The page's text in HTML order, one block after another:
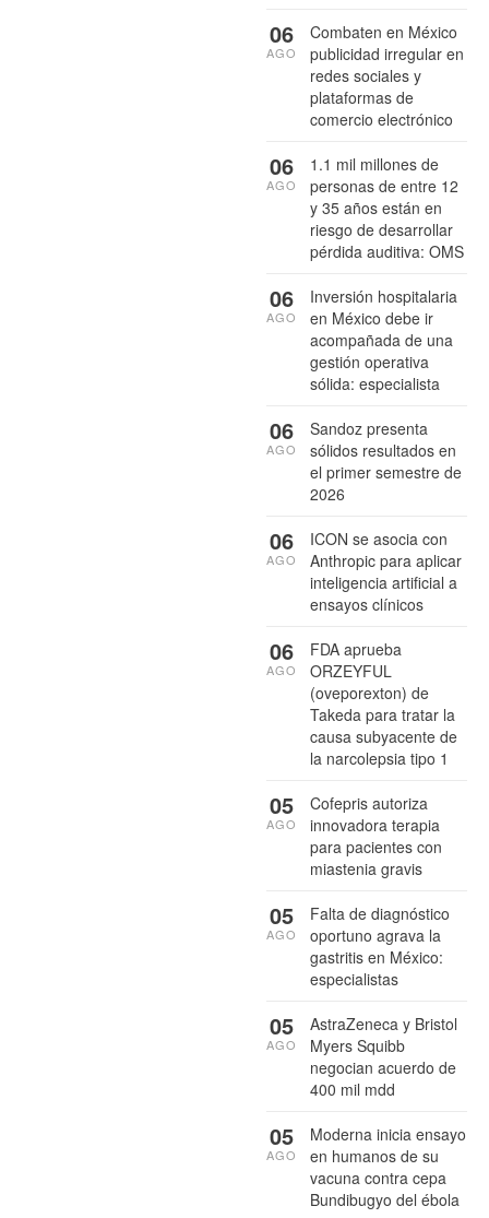
Combaten en México
publicidad irregular en
redes sociales y
plataformas de
comercio electrónico
06
AGO
1.1 mil millones de
personas de entre 12
y 35 años están en
riesgo de desarrollar
pérdida auditiva: OMS
06
AGO
Inversión hospitalaria
en México debe ir
acompañada de una
gestión operativa
sólida: especialista
06
AGO
Sandoz presenta
sólidos resultados en
el primer semestre de
2026
06
AGO
ICON se asocia con
Anthropic para aplicar
inteligencia artificial a
ensayos clínicos
06
AGO
FDA aprueba
ORZEYFUL
(oveporexton) de
Takeda para tratar la
causa subyacente de
la narcolepsia tipo 1
06
AGO
Cofepris autoriza
innovadora terapia
para pacientes con
miastenia gravis
05
AGO
Falta de diagnóstico
oportuno agrava la
gastritis en México:
especialistas
05
AGO
AstraZeneca y Bristol
Myers Squibb
negocian acuerdo de
400 mil mdd
05
AGO
Moderna inicia ensayo
en humanos de su
vacuna contra cepa
Bundibugyo del ébola
05
AGO